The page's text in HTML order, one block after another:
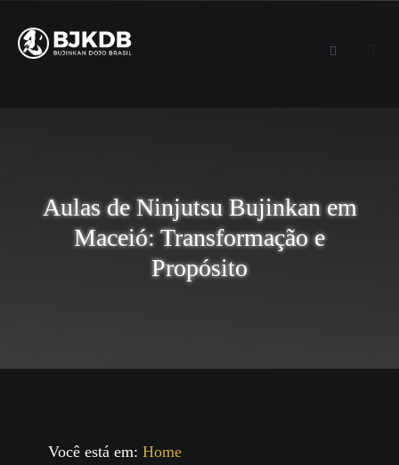
Aulas de Ninjutsu Bujinkan em
Maceió: Transformação e
Propósito
Você está em: Home